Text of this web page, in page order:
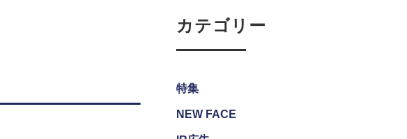
カテゴリー
特集
NEW FACE